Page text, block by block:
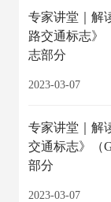
专家讲堂｜解
路交通标志》
志部分
2023-03-07
专家讲堂｜解
交通标志》（
部分
2023-03-07